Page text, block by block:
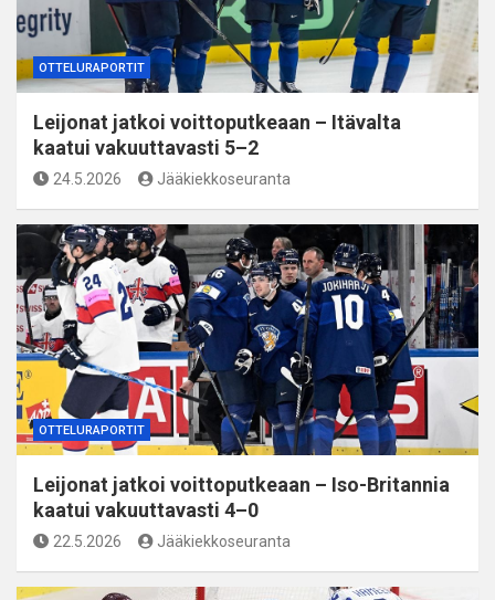
OTTELURAPORTIT
Leijonat jatkoi voittoputkeaan – Itävalta
kaatui vakuuttavasti 5–2
24.5.2026 Jääkiekkoseuranta
OTTELURAPORTIT
Leijonat jatkoi voittoputkeaan – Iso-Britannia
kaatui vakuuttavasti 4–0
22.5.2026 Jääkiekkoseuranta